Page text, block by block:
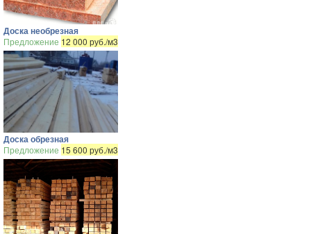
Доска необрезная
Предложение 12 000 руб./м3
Доска обрезная
Предложение 15 600 руб./м3